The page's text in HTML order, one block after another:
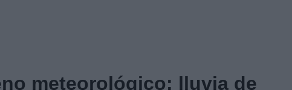
meteorológico: lluvia de